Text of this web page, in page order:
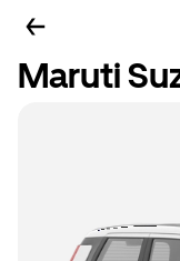
Maruti